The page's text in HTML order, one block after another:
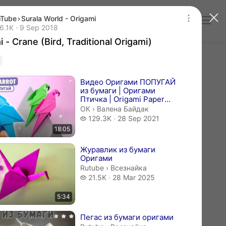
- Crane (Bird, Traditional Origami)
›Surala World - Origami
thousand views
Publication date 9 Sep 2018
9 Sep 2018
- Crane (Bird, Traditional Origami)
18:05
Видео Оригами ПОПУГАЙ
из бумаги | Оригами
Птичка | Origami Paper
Parrot
ОК › Валена Байдак.
Валена Байдак
129.3K
129.3 thousand views
28 Sep 2021
5:34
Журавлик из бумаги
Оригами
Rutube › Всезнайка.
Всезнайка
21.5K
21.5 thousand views
28 Mar 2025
Пегас из бумаги оригами